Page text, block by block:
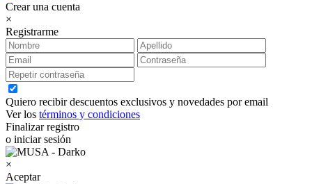
Crear una cuenta
×
Registrarme
Quiero recibir descuentos exclusivos y novedades por email
Ver los términos y condiciones
Finalizar registro
o iniciar sesión
×
Aceptar